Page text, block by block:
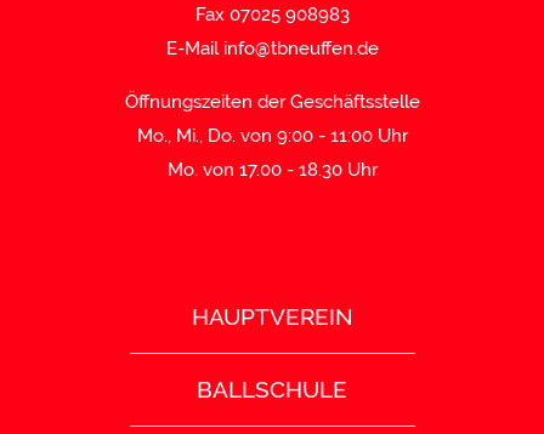
Fax 07025 908983
E-Mail info@tbneuffen.de
Öffnungszeiten der Geschäftsstelle
Mo., Mi., Do. von 9:00 - 11:00 Uhr
Mo. von 17.00 - 18.30 Uhr
HAUPTVEREIN
BALLSCHULE